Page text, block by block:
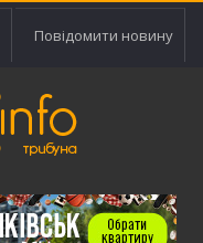
Повідомити новину